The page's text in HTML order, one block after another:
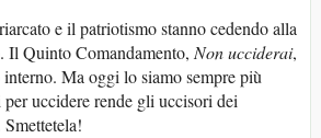
e il patriotismo stanno cedendo alla
Il Quinto Comandamento, Non ucciderai,
Ma oggi lo siamo sempre più
uccidere rende gli uccisori dei